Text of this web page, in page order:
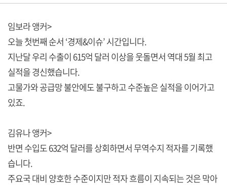
임보라 앵커>
오늘 첫번째 순서 ‘경제&이슈’ 시간입니다.
지난달 우리 수출이 615억 달러 이상을 웃돌면서 역대 5월 최고
실적을 경신했습니다.
고물가와 공급망 불안에도 불구하고 수준높은 실적을 이어가고
있죠.
김유나 앵커>
반면 수입도 632억 달러를 상회하면서 무역수지 적자를 기록했
습니다.
주요국 대비 양호한 수준이지만 적자 흐름이 지속되는 것은 막아